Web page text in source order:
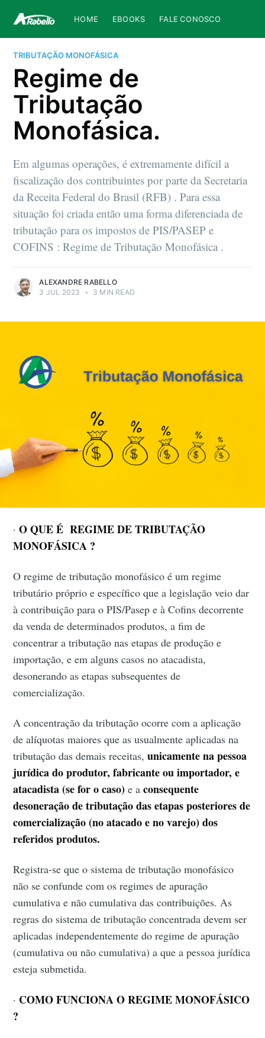
HOME EBOOKS FALE CONOSCO
TRIBUTAÇÃO MONOFÁSICA
Regime de
Tributação
Monofásica.
Em algumas operações, é extremamente difícil a
fiscalização dos contribuintes por parte da Secretaria
da Receita Federal do Brasil (RFB) . Para essa
situação foi criada então uma forma diferenciada de
tributação para os impostos de PIS/PASEP e
COFINS : Regime de Tributação Monofásica .
ALEXANDRE RABELLO
3 JUL 2023
• 3 MIN READ
·O QUE É REGIME DE TRIBUTAÇÃO
MONOFÁSICA ?
O regime de tributação monofásico é um regime
tributário próprio e específico que a legislação veio dar
à contribuição para o PIS/Pasep e à Cofins decorrente
da venda de determinados produtos, a fim de
concentrar a tributação nas etapas de produção e
importação, e em alguns casos no atacadista,
desonerando as etapas subsequentes de
comercialização.
A concentração da tributação ocorre com a aplicação
de alíquotas maiores que as usualmente aplicadas na
tributação das demais receitas,unicamente na pessoa
jurídica do produtor, fabricante ou importador, e
atacadista (se for o caso) e aconsequente
desoneração de tributação das etapas posteriores de
comercialização (no atacado e no varejo) dos
referidos produtos.
Registra-se que o sistema de tributação monofásico
não se confunde com os regimes de apuração
cumulativa e não cumulativa das contribuições. As
regras do sistema de tributação concentrada devem ser
aplicadas independentemente do regime de apuração
(cumulativa ou não cumulativa) a que a pessoa jurídica
esteja submetida.
· COMO FUNCIONA O REGIME MONOFÁSICO
?